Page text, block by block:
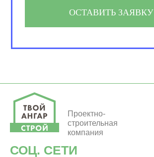
ОСТАВИТЬ ЗАЯВКУ
СОЦ. СЕТИ
Проектно-
строительная
компания